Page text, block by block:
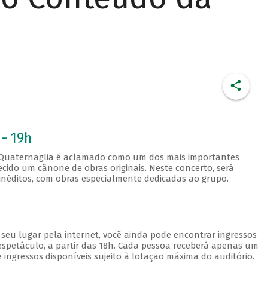
19h
é aclamado como um dos mais importantes
um cânone de obras originais. Neste concerto, será
com obras especialmente dedicadas ao grupo.
lugar pela internet, você ainda pode encontrar ingressos
a partir das 18h. Cada pessoa receberá apenas um
disponíveis sujeito à lotação máxima do auditório.